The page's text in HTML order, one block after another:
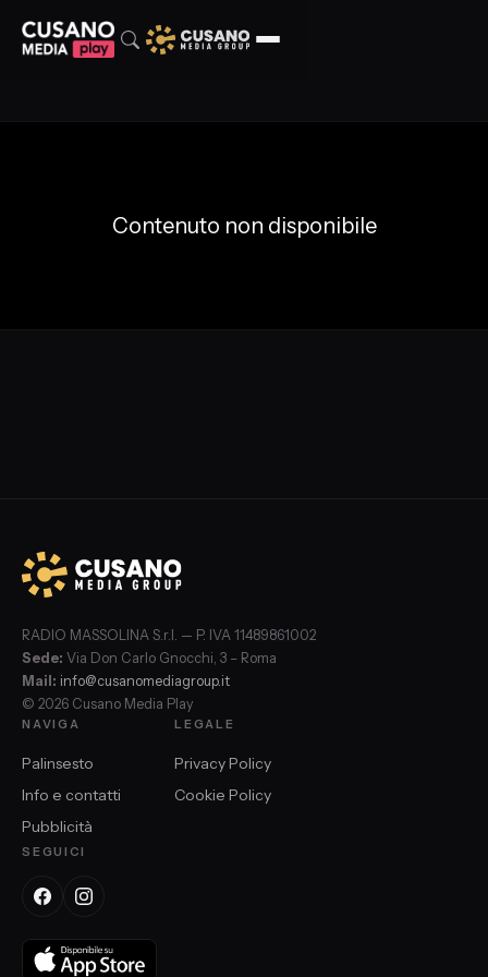
Contenuto non disponibile
RADIO MASSOLINA S.r.l. — P. IVA 11489861002
Sede: Via Don Carlo Gnocchi, 3 – Roma
Mail: info@cusanomediagroup.it
© 2026 Cusano Media Play
NAVIGA
Palinsesto
Info e contatti
Pubblicità
LEGALE
Privacy Policy
Cookie Policy
SEGUICI